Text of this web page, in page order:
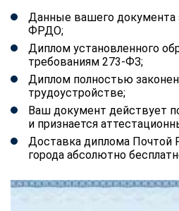
Данные вашего документа
ФРДО;
Диплом установленного
требованиям 273-ФЗ;
Диплом полностью
трудоустройстве;
Ваш документ действует
и признается
Доставка диплома Почтой
города абсолютно